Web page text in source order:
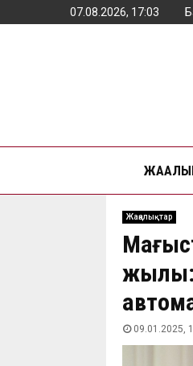
07.08.2026, 17:03
Жаңалықтар
жылы:
09.01.2025,